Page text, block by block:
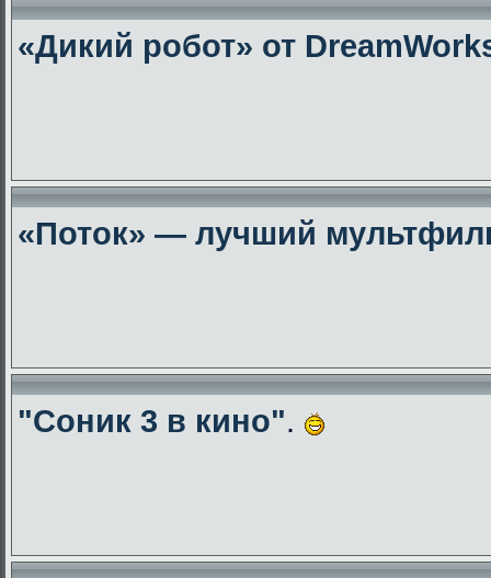
«Дикий робот» от
«Поток» — лучший
"Соник 3 в кино".